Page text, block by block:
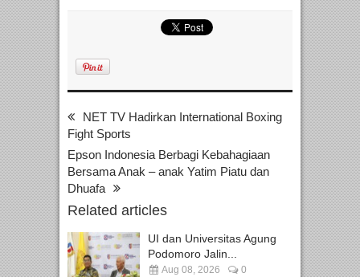
NET TV Hadirkan International Boxing
Fight Sports
Epson Indonesia Berbagi Kebahagiaan
Bersama Anak – anak Yatim Piatu dan
Dhuafa
Related articles
UI dan Universitas Agung
Podomoro Jalin...
Aug 08, 2026 0